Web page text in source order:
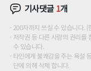
기사댓글 1개
200자까지 쓰실 수 있습니다.
저작권 등 다른 사람의 권리를
수 있습니다.
타인에게 불쾌감을 주는 욕설
단에 의해 삭제 합니다.